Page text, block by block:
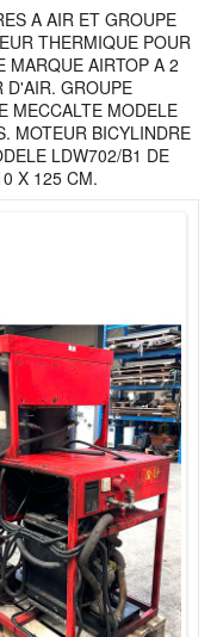
A AIR ET GROUPE
THERMIQUE POUR
MARQUE AIRTOP A 2
D'AIR. GROUPE
MECCALTE MODELE
MOTEUR BICYLINDRE
LDW702/B1 DE
X 125 CM.